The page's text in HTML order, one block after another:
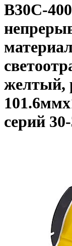
B30C-
желтый,
серий